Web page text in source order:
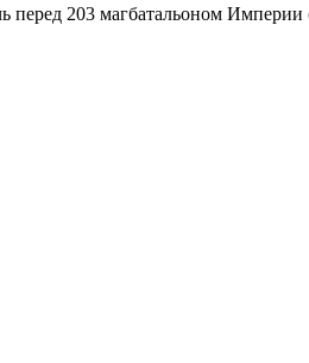
203 магбатальоном Империи